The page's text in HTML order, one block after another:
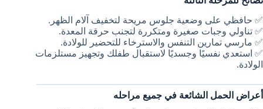
✅ حافظي على وضعية جلوس مريحة لتخفيف آلام الظهر.
✅ تناولي وجبات صغيرة ومتكررة لتجنب حرقة المعدة.
✅ مارسي تمارين التنفس والاسترخاء للتحضير للولادة.
✅ استعدي نفسيًا وجسديًا لاستقبال طفلك وتجهيز مستلزمات
الولادة.
أعراض الحمل الشائعة في جميع مراحله